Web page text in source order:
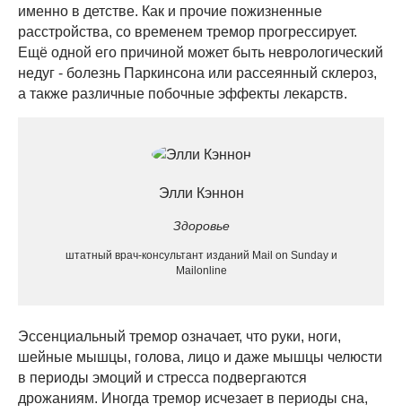
именно в детстве. Как и прочие пожизненные
расстройства, со временем тремор прогрессирует.
Ещё одной его причиной может быть неврологический
недуг - болезнь Паркинсона или рассеянный склероз,
а также различные побочные эффекты лекарств.
Элли Кэннон
Здоровье
штатный врач-консультант изданий Mail on Sunday и
Mailonline
Эссенциальный тремор означает, что руки, ноги,
шейные мышцы, голова, лицо и даже мышцы челюсти
в периоды эмоций и стресса подвергаются
дрожаниям. Иногда тремор исчезает в периоды сна,